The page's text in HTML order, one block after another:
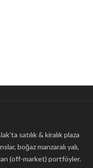
satılık & kiralık plaza
boğaz manzaralı yalı,
(off-market) portföyler.